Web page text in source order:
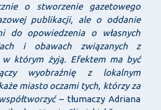
o stworzenie gazetowego
publikacji, ale o oddanie
do opowiedzenia o własnych
i obawach związanych z
w którym żyją. Efektem ma być
wyobraźnię z lokalnym
miasto oczami tych, którzy za
– tłumaczy Adriana